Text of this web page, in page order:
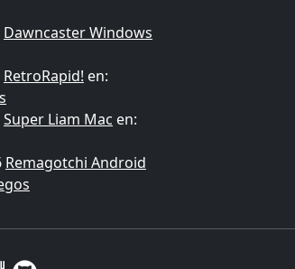
Dawncaster Windows
RetroRapid! en:
Super Liam Mac en:
Remagotchi Android